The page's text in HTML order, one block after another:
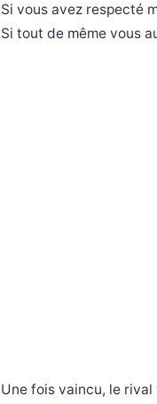
Si vous avez respecté
Si tout de même vous
Une fois vaincu, le